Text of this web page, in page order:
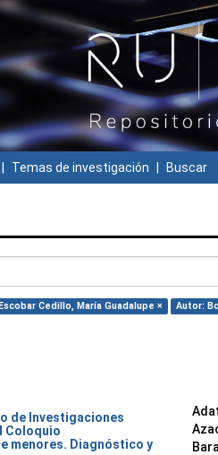
Temas de investigación Buscar
Cedillo, María Guadalupe × Autor:
de Investigaciones
Coloquio
menores. Diagnóstico y